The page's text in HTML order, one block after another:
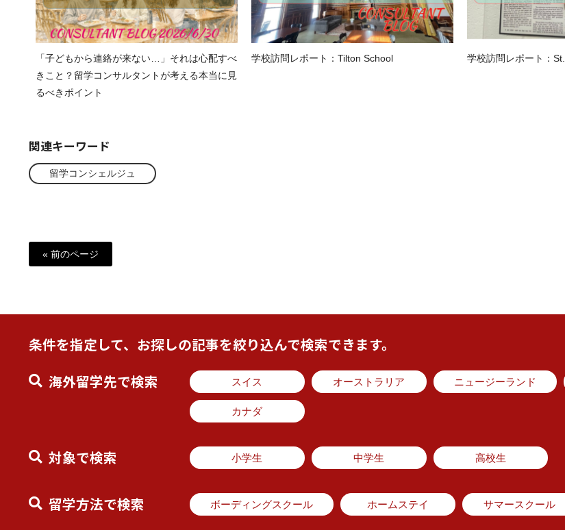
「子どもから連絡が来ない…」それは心配すべ
きこと？留学コンサルタントが考える本当に見
るべきポイント
学校訪問レポート：Tilton School 学校訪問レポート：
関連キーワード
留学コンシェルジュ
« 前のページ
条件を指定して、お探しの記事を絞り込んで検索できます。
海外留学先で検索
スイス オーストラリア ニュージーランド
カナダ
対象で検索 小学生 中学生 高校生
留学方法で検索 ボーディングスクール ホームステイ サマースクール